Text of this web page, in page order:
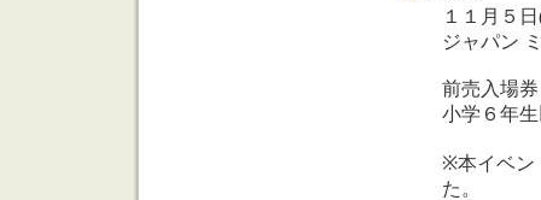
１１月５
ジャパン
前売入場
小学６年
※本イベン
た。